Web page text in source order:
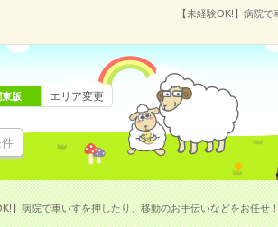
【未経験OK!】病院
東版 エリア変更
】病院で車いすを押したり、移動のお手伝いなどをお任せ